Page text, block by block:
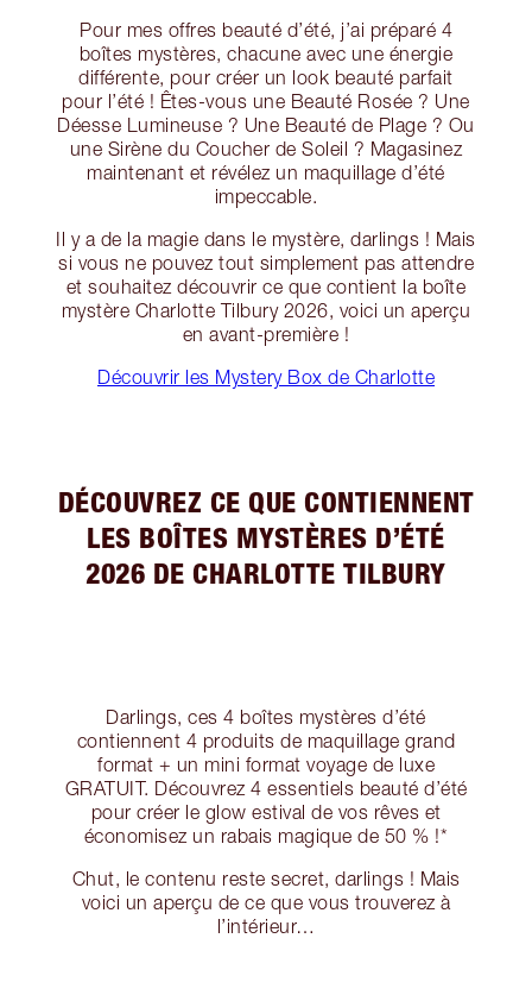
Pour mes offres beauté d’été, j’ai préparé 4
boîtes mystères, chacune avec une énergie
différente, pour créer un look beauté parfait
pour l’été ! Êtes-vous une Beauté Rosée ? Une
Déesse Lumineuse ? Une Beauté de Plage ? Ou
une Sirène du Coucher de Soleil ? Magasinez
maintenant et révélez un maquillage d’été
impeccable.
Il y a de la magie dans le mystère, darlings ! Mais
si vous ne pouvez tout simplement pas attendre
et souhaitez découvrir ce que contient la boîte
mystère Charlotte Tilbury 2026, voici un aperçu
en avant-première !
Découvrir les Mystery Box de Charlotte
DÉCOUVREZ CE QUE CONTIENNENT
LES BOÎTES MYSTÈRES D’ÉTÉ
2026 DE CHARLOTTE TILBURY
Darlings, ces 4 boîtes mystères d’été
contiennent 4 produits de maquillage grand
format + un mini format voyage de luxe
GRATUIT. Découvrez 4 essentiels beauté d’été
pour créer le glow estival de vos rêves et
économisez un rabais magique de 50 % !*
Chut, le contenu reste secret, darlings ! Mais
voici un aperçu de ce que vous trouverez à
l’intérieur…